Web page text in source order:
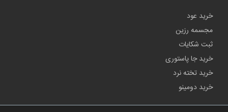
خرید عود
مجسمه رزین
ثبت شکایات
خرید جا پاستوری
خرید تخته نرد
خرید دومینو